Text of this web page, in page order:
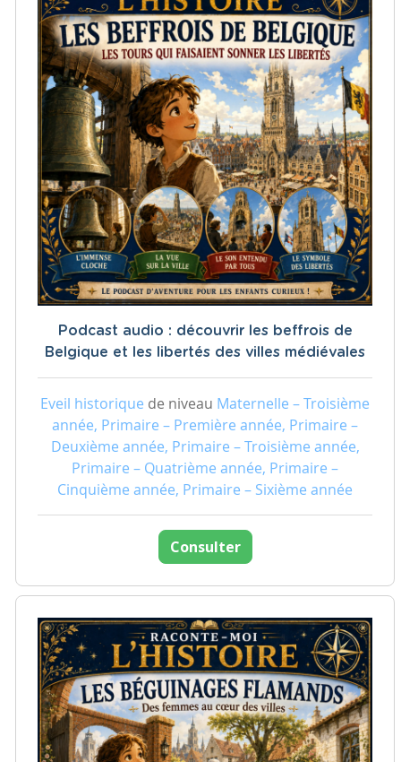
Podcast audio : découvrir les beffrois de
Belgique et les libertés des villes médiévales
Eveil historique de niveau Maternelle – Troisième
année, Primaire – Première année, Primaire –
Deuxième année, Primaire – Troisième année,
Primaire – Quatrième année, Primaire –
Cinquième année, Primaire – Sixième année
Consulter